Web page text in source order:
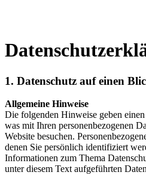
1. Datenschutz auf einen
Allgemeine Hinweise
Die folgenden Hinweise geben
was mit Ihren personenbezogenen
Website besuchen.
denen Sie persönlich identifiziert
Informationen zum Thema
unter diesem Text aufgeführten